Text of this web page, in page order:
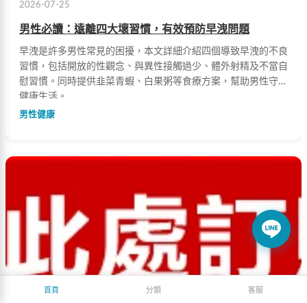
2026-07-25
男性必讀：遠離四大壞習慣，有效預防早洩問題
早洩是許多男性常見的困擾，本文詳細介紹四個導致早洩的不良
習慣，包括開放的性觀念、與異性接觸過少、體外射精及不當自
慰習慣。同時提供韭菜青蝦、白果粥等食療方案，幫助男性守護
健康生活。
男性健康
首頁 分類 客服